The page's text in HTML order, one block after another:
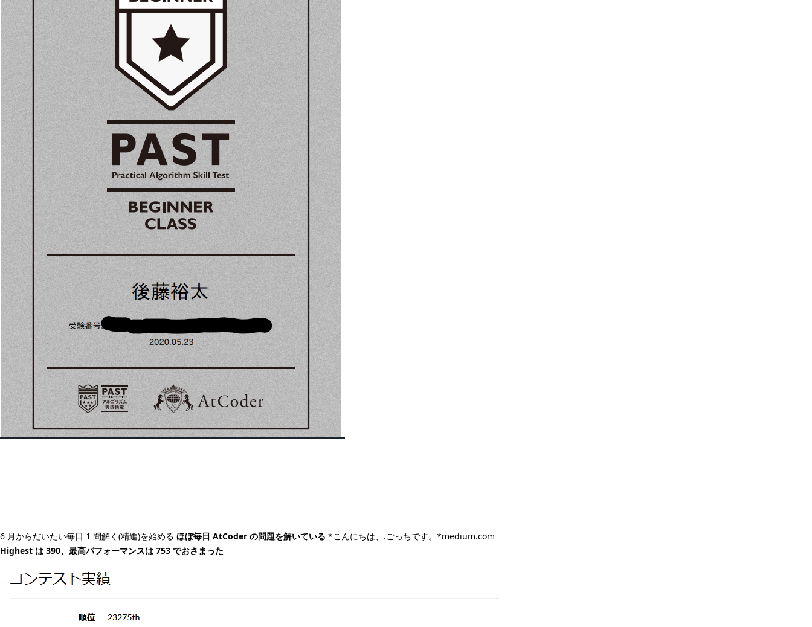
6 月からだいたい毎日 1 問解く(精進)を始める ほぼ毎日 AtCoder の問題を解いている *こんにちは、.ごっちです。*medium.com
Highest は 390、最高パフォーマンスは 753 でおさまった